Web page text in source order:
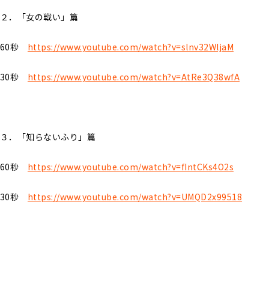
２．「女の戦い」篇
60秒 https://www.youtube.com/watch?v=slnv32WljaM
30秒 https://www.youtube.com/watch?v=AtRe3Q38wfA
３．「知らないふり」篇
60秒 https://www.youtube.com/watch?v=fIntCKs4O2s
30秒 https://www.youtube.com/watch?v=UMQD2x99518